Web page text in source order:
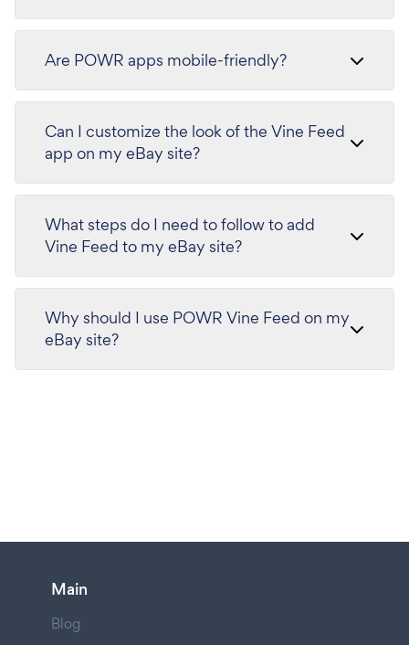
Are POWR apps mobile-friendly?
Can I customize the look of the Vine Feed
app on my eBay site?
What steps do I need to follow to add
Vine Feed to my eBay site?
Why should I use POWR Vine Feed on my
eBay site?
Main
Blog